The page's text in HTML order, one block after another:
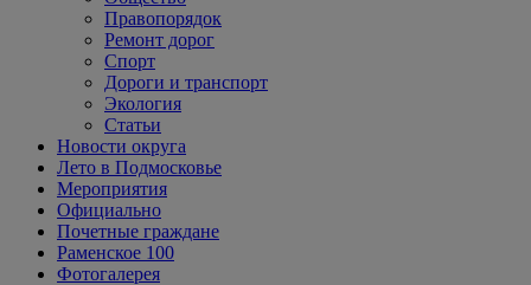
Правопорядок
Ремонт дорог
Спорт
Дороги и транспорт
Экология
Статьи
Новости округа
Лето в Подмосковье
Мероприятия
Официально
Почетные граждане
Раменское 100
Фотогалерея